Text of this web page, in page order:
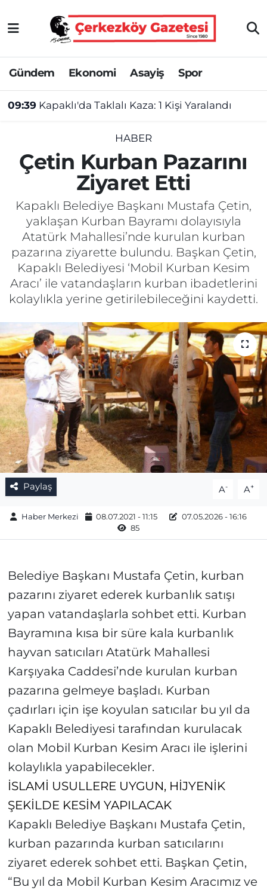
Gündem Ekonomi Asayiş Spor
09:39 Kapaklı'da Taklalı Kaza: 1 Kişi Yaralandı
HABER
Çetin Kurban Pazarını
Ziyaret Etti
Kapaklı Belediye Başkanı Mustafa Çetin,
yaklaşan Kurban Bayramı dolayısıyla
Atatürk Mahallesi’nde kurulan kurban
pazarına ziyarette bulundu. Başkan Çetin,
Kapaklı Belediyesi ‘Mobil Kurban Kesim
Aracı’ ile vatandaşların kurban ibadetlerini
kolaylıkla yerine getirilebileceğini kaydetti.
Paylaş A- A+
Haber Merkezi 08.07.2021 - 11:15
07.05.2026 - 16:16
85
Belediye Başkanı Mustafa Çetin, kurban
pazarını ziyaret ederek kurbanlık satışı
yapan vatandaşlarla sohbet etti. Kurban
Bayramına kısa bir süre kala kurbanlık
hayvan satıcıları Atatürk Mahallesi
Karşıyaka Caddesi’nde kurulan kurban
pazarına gelmeye başladı. Kurban
çadırları için işe koyulan satıcılar bu yıl da
Kapaklı Belediyesi tarafından kurulacak
olan Mobil Kurban Kesim Aracı ile işlerini
kolaylıkla yapabilecekler.
İSLAMİ USULLERE UYGUN, HİJYENİK
ŞEKİLDE KESİM YAPILACAK
Kapaklı Belediye Başkanı Mustafa Çetin,
kurban pazarında kurban satıcılarını
ziyaret ederek sohbet etti. Başkan Çetin,
“Bu yıl da Mobil Kurban Kesim Aracımız ve
Asayiş
Ekonomi
Gündem
Kültür&Sanat
Manşet
SAĞLIK
Spor
Gizlilik Sözleşmesi
İletişim
Künye
Topluluk Kuralları
Yayın İlkeleri
Tekirdağ Nöbetçi Eczaneler
Tekirdağ Hava Durumu
Tekirdağ Namaz Vakitleri
Tekirdağ Trafik Yoğunluk Haritası
Süper Lig Puan Durumu ve Fikstür
Tüm Manşetler
Son Dakika Haberleri
Haber Arşivi